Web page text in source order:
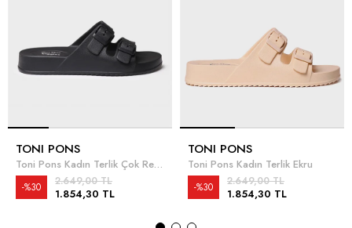
TONI PONS
Toni Pons Kadın Terlik Çok Renkli
1.854,30 TL
2.649,00 TL
%30
TONI PONS
Toni Pons Kadın Terlik Ekru
1.854,30 TL
2.649,00 TL
%30